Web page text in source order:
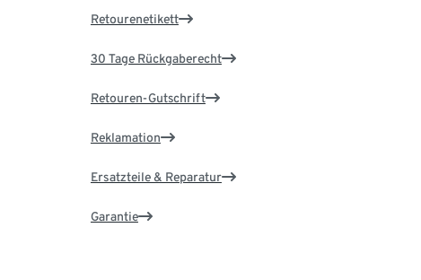
Retourenetikett
30 Tage Rückgaberecht
Retouren-Gutschrift
Reklamation
Ersatzteile & Reparatur
Garantie